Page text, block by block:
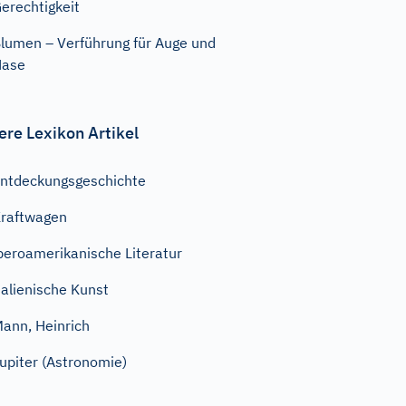
– Verführung für Auge und
Lexikon Artikel
Literatur
Kunst
Heinrich
(Astronomie)